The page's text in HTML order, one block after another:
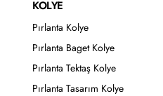
KOLYE
Pırlanta Kolye
Pırlanta Baget Kolye
Pırlanta Tektaş Kolye
Pırlanta Tasarım Kolye